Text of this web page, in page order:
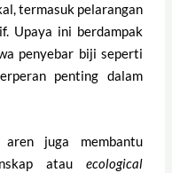
termasuk pelarangan
Upaya ini berdampak
penyebar biji seperti
penting dalam
juga membantu
atau ecological